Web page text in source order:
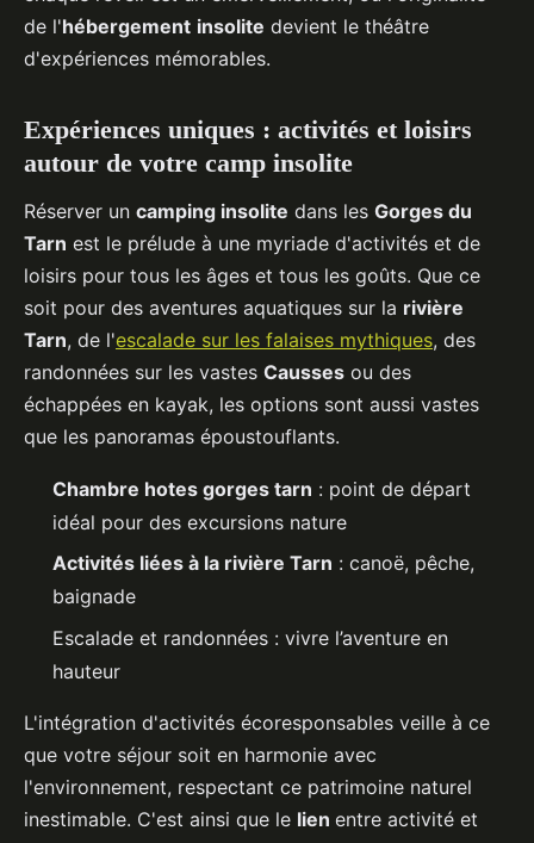
de l'hébergement insolite devient le théâtre
d'expériences mémorables.
Expériences uniques : activités et loisirs
autour de votre camp insolite
Réserver un camping insolite dans les Gorges du
Tarn est le prélude à une myriade d'activités et de
loisirs pour tous les âges et tous les goûts. Que ce
soit pour des aventures aquatiques sur la rivière
Tarn, de l'escalade sur les falaises mythiques, des
randonnées sur les vastes Causses ou des
échappées en kayak, les options sont aussi vastes
que les panoramas époustouflants.
Chambre hotes gorges tarn : point de départ
idéal pour des excursions nature
Activités liées à la rivière Tarn : canoë, pêche,
baignade
Escalade et randonnées : vivre l’aventure en
hauteur
L'intégration d'activités écoresponsables veille à ce
que votre séjour soit en harmonie avec
l'environnement, respectant ce patrimoine naturel
inestimable. C'est ainsi que le lien entre activité et